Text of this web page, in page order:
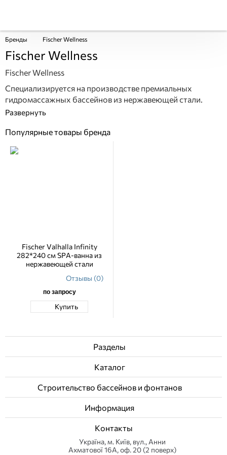
Бренды Fischer Wellness
Fischer Wellness
Fischer Wellness
Специализируется на производстве премиальных
гидромассажных бассейнов из нержавеющей стали.
Популярные товары бренда
Fischer Valhalla Infinity
282*240 см SPA-ванна из
нержавеющей стали
Отзывы (0)
по запросу
Купить
Разделы
Каталог
Строительство бассейнов и фонтанов
Информация
Контакты
Українa, м. Київ, вул., Анни
Ахматової 16А, оф. 20 (2 поверх)